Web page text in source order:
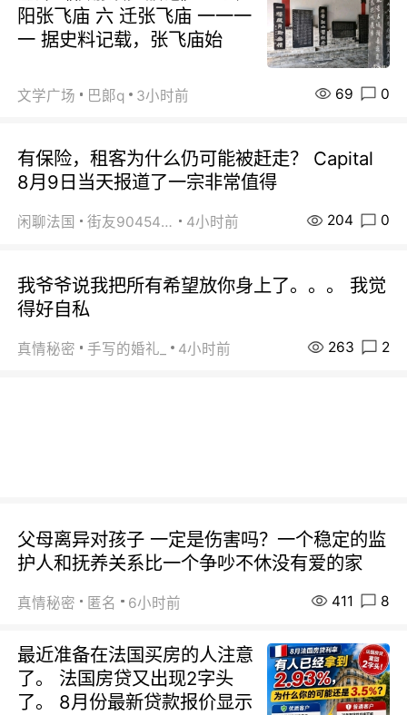
阳张飞庙 六 迁张飞庙 一一一
一 据史料记载，张飞庙始
文学广场 巴郞q 3小时前 69 0
有保险，租客为什么仍可能被赶走？ Capital
8月9日当天报道了一宗非常值得
闲聊法国 街友90454511 4小时前 204 0
我爷爷说我把所有希望放你身上了。。。 我觉
得好自私
真情秘密 手写的婚礼_ 4小时前 263 2
父母离异对孩子 一定是伤害吗？一个稳定的监
护人和抚养关系比一个争吵不休没有爱的家
真情秘密 匿名 6小时前 411 8
最近准备在法国买房的人注意
了。 法国房贷又出现2字头
了。 8月份最新贷款报价显示